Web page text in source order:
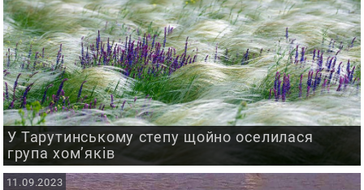
У Тарутинському степу щойно оселилася
група хом’яків
11.09.2023